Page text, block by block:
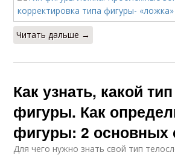
Читать дальше →
Как узнать, какой
фигуры. Как
фигуры: 2 основных
Для чего нужно знать свой тип